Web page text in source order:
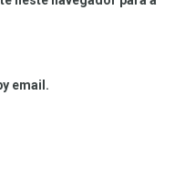
email.